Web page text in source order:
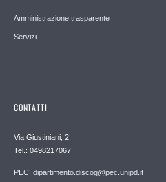
Amministrazione trasparente
Servizi
CONTATTI
Via Giustiniani, 2
Tel.: 0498217067
PEC: dipartimento.discog@pec.unipd.it